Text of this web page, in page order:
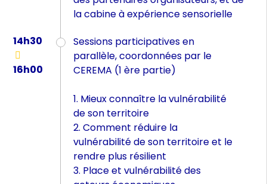
la cabine à expérience sensorielle
14h30
16h00
Sessions participatives en
parallèle, coordonnées par le
CEREMA (1 ère partie)
1. Mieux connaître la vulnérabilité
de son territoire
2. Comment réduire la
vulnérabilité de son territoire et le
rendre plus résilient
3. Place et vulnérabilité des